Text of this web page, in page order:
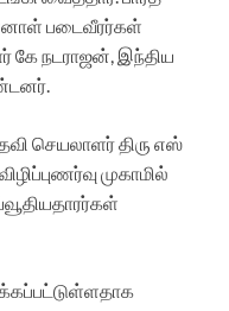
படைவீரர்கள்
கே நடராஜன், இந்திய
செயலாளர் திரு எஸ்
முகாமில்